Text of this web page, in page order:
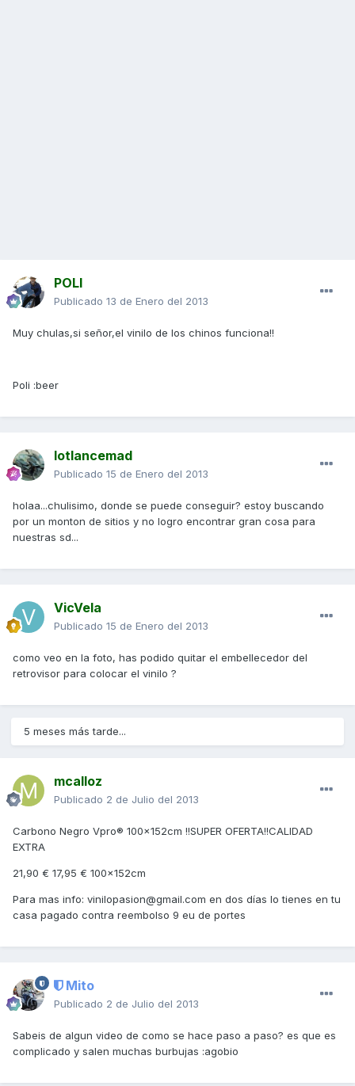
POLI
Publicado 13 de Enero del 2013
Muy chulas,si señor,el vinilo de los chinos funciona!!
Poli :beer
lotlancemad
Publicado 15 de Enero del 2013
holaa...chulisimo, donde se puede conseguir? estoy buscando
por un monton de sitios y no logro encontrar gran cosa para
nuestras sd...
VicVela
Publicado 15 de Enero del 2013
como veo en la foto, has podido quitar el embellecedor del
retrovisor para colocar el vinilo ?
5 meses más tarde...
mcalloz
Publicado 2 de Julio del 2013
Carbono Negro Vpro® 100x152cm !!SUPER OFERTA!!CALIDAD
EXTRA
21,90 € 17,95 € 100x152cm
Para mas info: vinilopasion@gmail.com en dos días lo tienes en tu
casa pagado contra reembolso 9 eu de portes
Mito
Publicado 2 de Julio del 2013
Sabeis de algun video de como se hace paso a paso? es que es
complicado y salen muchas burbujas :agobio